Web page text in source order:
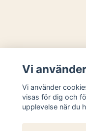
Sociala medier
Vi
Vi använder
visas för dig och
upplevelse när du